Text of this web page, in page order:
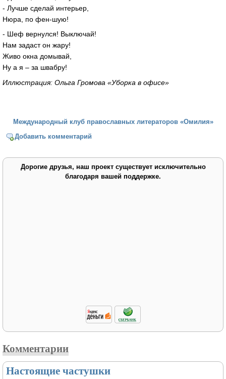
- Лучше сделай интерьер,
Нюра, по фен-шую!
- Шеф вернулся! Выключай!
Нам задаст он жару!
Живо окна домывай,
Ну а я – за швабру!
Иллюстрация: Ольга Громова «Уборка в офисе»
Международный клуб православных литераторов «Омилия»
Добавить комментарий
Дорогие друзья, наш проект существует исключительно
благодаря вашей поддержке.
Комментарии
Настоящие частушки